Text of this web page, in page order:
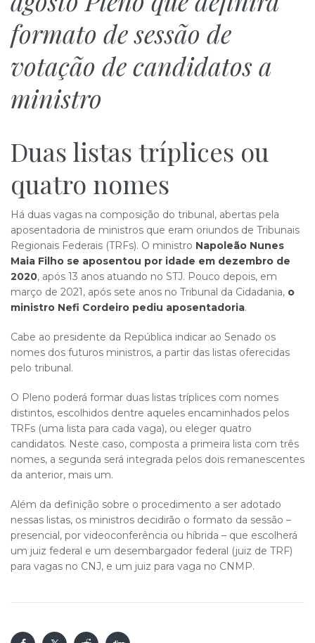
formato de sessão de
votação de candidatos a
ministro
Duas listas tríplices ou
quatro nomes
Há duas vagas na composição do tribunal, abertas pela
aposentadoria de ministros que eram oriundos de Tribunais
Regionais Federais (TRFs). O ministro Napoleão Nunes
Maia Filho se aposentou por idade em dezembro de
2020, após 13 anos atuando no STJ. Pouco depois, em
março de 2021, após sete anos no Tribunal da Cidadania, o
ministro Nefi Cordeiro pediu aposentadoria.
Cabe ao presidente da República indicar ao Senado os
nomes dos futuros ministros, a partir das listas oferecidas
pelo tribunal.
O Pleno poderá formar duas listas tríplices com nomes
distintos, escolhidos dentre aqueles encaminhados pelos
TRFs (uma lista para cada vaga), ou eleger quatro
candidatos. Neste caso, composta a primeira lista com três
nomes, a segunda será integrada pelos dois remanescentes
da anterior, mais um.
Além da definição sobre o procedimento a ser adotado
nessas listas, os ministros decidirão o formato da sessão –
presencial, por videoconferência ou híbrida – que escolherá
um juiz federal e um desembargador federal (juiz de TRF)
para vagas no CNJ, e um juiz para vaga no CNMP.